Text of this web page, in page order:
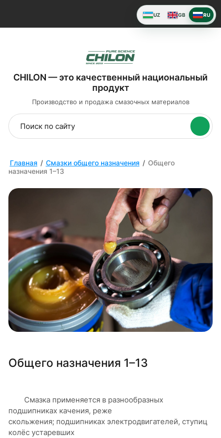
CHILON — это качественный национальный
продукт
Производство и продажа смазочных материалов
Главная / Смазки общего назначения / Общего
назначения 1–13
Общего назначения 1–13
Смазка применяется в разнообразных
подшипниках качения, реже
скольжения; подшипниках электродвигателей, ступиц
колёс устаревших
UZ GB RU